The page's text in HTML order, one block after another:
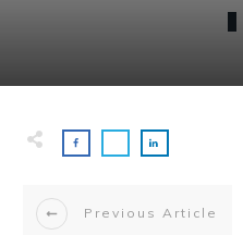
Previous Article